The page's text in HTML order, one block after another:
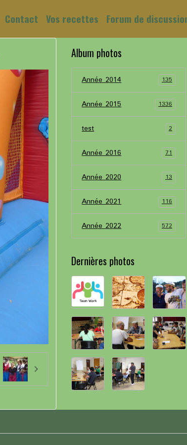
Contact Vos recettes Forum de
Album photos
Année 2014 135
Année 2015 1336
test 2
Année 2016 71
Année 2020 13
Année 2021 116
Année 2022 572
Dernières photos